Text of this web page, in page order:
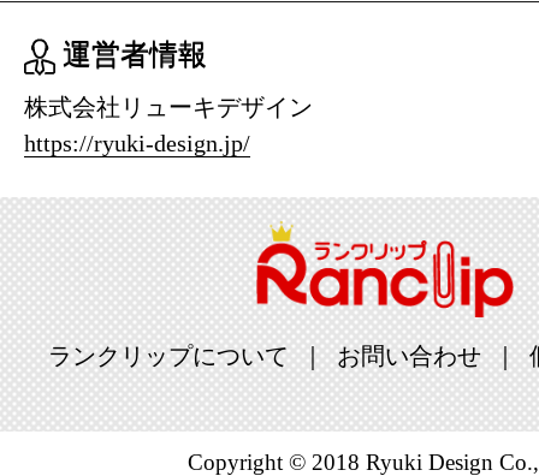
運営者情報
株式会社リューキデザイン
https://ryuki-design.jp/
ランクリップについて お問い合わせ
Copyright © 2018 Ryuki Design